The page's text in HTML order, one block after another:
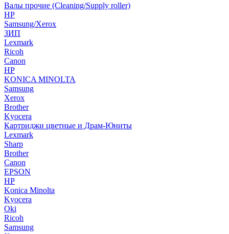
Валы прочие (Cleaning/Supply roller)
HP
Samsung/Xerox
ЗИП
Lexmark
Ricoh
Canon
HP
KONICA MINOLTA
Samsung
Xerox
Brother
Kyocera
Картриджи цветные и Драм-Юниты
Lexmark
Sharp
Brother
Canon
EPSON
HP
Konica Minolta
Kyocera
Oki
Ricoh
Samsung